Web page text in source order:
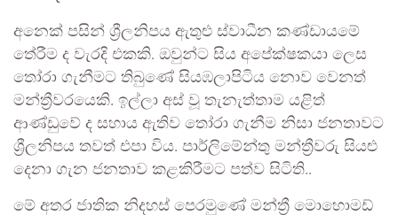
අනෙක් පසින් ශ්‍රීලනිපය ඇතුළු ස්වාධීන කණ්ඩායමේ
තේරීම ද වැරදි එකකි. ඔවුන්ට සිය අපේක්ෂකයා ලෙස
තෝරා ගැනීමට තිබුණේ සියඹලාපිටිය නොව වෙනත්
මන්ත්‍රීවරයෙකි. ඉල්ලා අස් වූ තැනැත්තාම යළිත්
ආණ්ඩුවේ ද සහාය ඇතිව තෝරා ගැනීම නිසා ජනතාවට
ශ්‍රීලනිපය තවත් එපා විය. පාර්ලිමේන්තු මන්ත්‍රීවරු සියළු
දෙනා ගැන ජනතාව කළකිරීමට පත්ව සිටිති..
මේ අතර ජාතික නිදහස් පෙරමුණේ මන්ත්‍රී මොහොමඩ්